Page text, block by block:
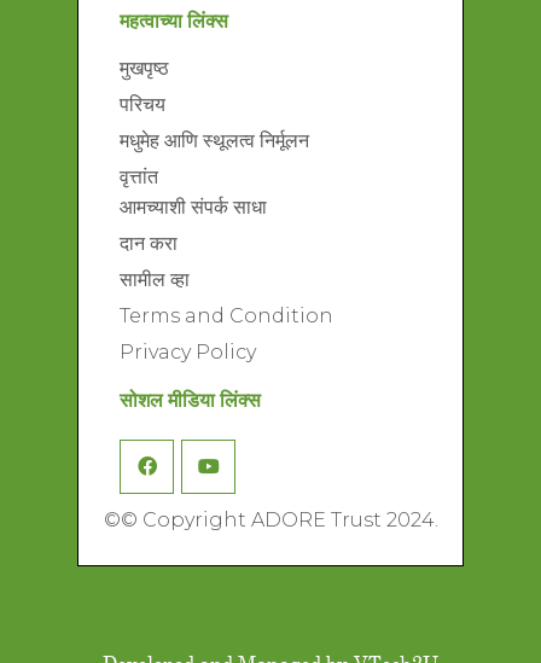
महत्वाच्या लिंक्स
मुखपृष्ठ
परिचय
मधुमेह आणि स्थूलत्व निर्मूलन
वृत्तांत
आमच्याशी संपर्क साधा
दान करा
सामील व्हा
Terms and Condition
Privacy Policy
सोशल मीडिया लिंक्स
©© Copyright ADORE Trust 2024.